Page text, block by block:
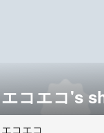
エコエコ's
エコエコ